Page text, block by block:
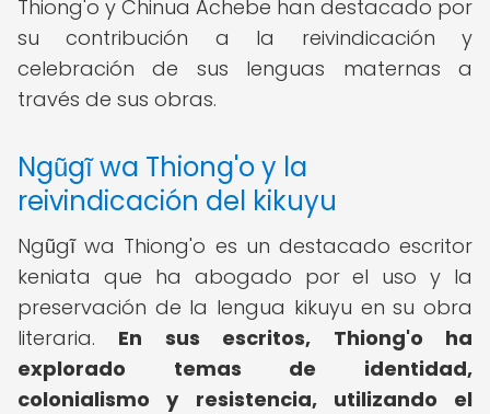
Thiong'o y Chinua Achebe han destacado por
su contribución a la reivindicación y
celebración de sus lenguas maternas a
través de sus obras.
Ngũgĩ wa Thiong'o y la
reivindicación del kikuyu
Ngũgĩ wa Thiong'o es un destacado escritor
keniata que ha abogado por el uso y la
preservación de la lengua kikuyu en su obra
literaria. En sus escritos, Thiong'o ha
explorado temas de identidad,
colonialismo y resistencia, utilizando el